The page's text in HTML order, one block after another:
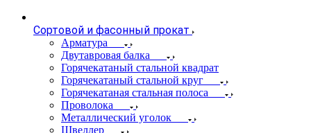
Сортовой и фасонный прокат
Арматура
Двутавровая балка
Горячекатаный стальной квадрат
Горячекатаный стальной круг
Горячекатаная стальная полоса
Проволока
Металлический уголок
Швеллер